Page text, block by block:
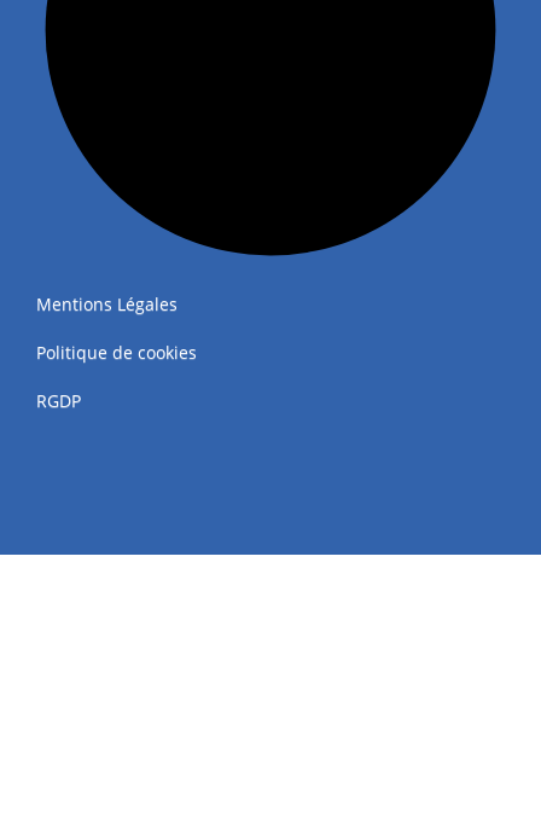
Mentions Légales
Politique de cookies
RGDP